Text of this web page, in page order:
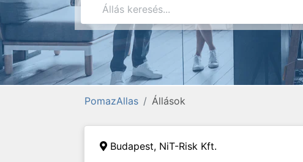
PomazAllas Állások
Budapest, NiT-Risk Kft.